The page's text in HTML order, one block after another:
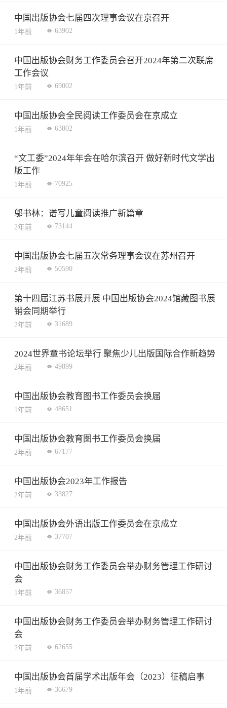
中国出版协会七届四次理事会议在京召开
1年前 63902
中国出版协会财务工作委员会召开2024年第二次联席
工作会议
1年前 69002
中国出版协会全民阅读工作委员会在京成立
1年前 63802
“文工委”2024年年会在哈尔滨召开 做好新时代文学出
版工作
1年前 70925
邬书林：谱写儿童阅读推广新篇章
2年前 73144
中国出版协会七届五次常务理事会议在苏州召开
2年前 50590
第十四届江苏书展开展 中国出版协会2024馆藏图书展
销会同期举行
2年前 31689
2024世界童书论坛举行 聚焦少儿出版国际合作新趋势
2年前 49899
中国出版协会教育图书工作委员会换届
1年前 48651
中国出版协会教育图书工作委员会换届
2年前 67177
中国出版协会2023年工作报告
2年前 33827
中国出版协会外语出版工作委员会在京成立
2年前 37707
中国出版协会财务工作委员会举办财务管理工作研讨
会
1年前 36857
中国出版协会财务工作委员会举办财务管理工作研讨
会
2年前 62655
中国出版协会首届学术出版年会（2023）征稿启事
1年前 36679